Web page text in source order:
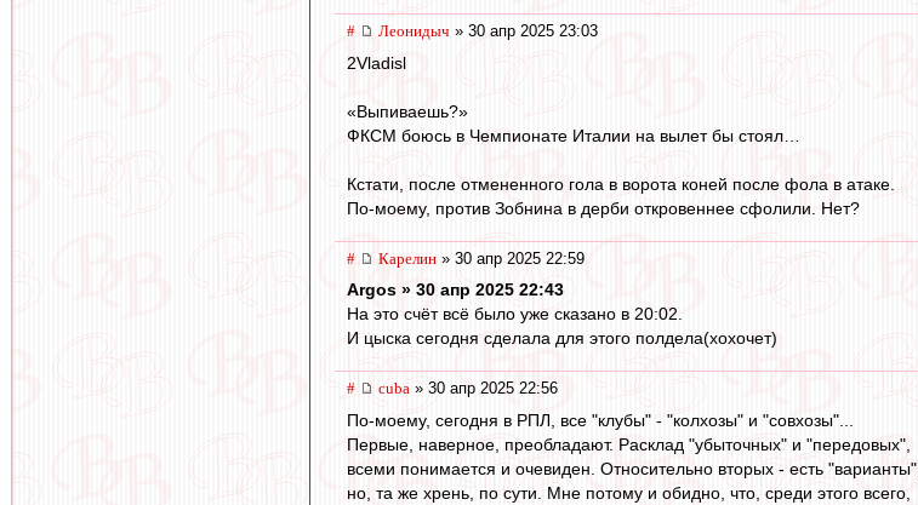
# Леонидыч » 30 апр 2025 23:03
2Vladisl
«Выпиваешь?»
ФКСМ боюсь в Чемпионате Италии на вылет бы стоял…
Кстати, после отмененного гола в ворота коней после фола в атаке.
По-моему, против Зобнина в дерби откровеннее сфолили. Нет?
# Карелин » 30 апр 2025 22:59
Argos » 30 апр 2025 22:43
На это счёт всё было уже сказано в 20:02.
И цыска сегодня сделала для этого полдела(хохочет)
# cuba » 30 апр 2025 22:56
По-моему, сегодня в РПЛ, все "клубы" - "колхозы" и "совхозы"...
Первые, наверное, преобладают. Расклад "убыточных" и "передовых",
всеми понимается и очевиден. Относительно вторых - есть "варианты",
но, та же хрень, по сути. Мне потому и обидно, что, среди этого всего,